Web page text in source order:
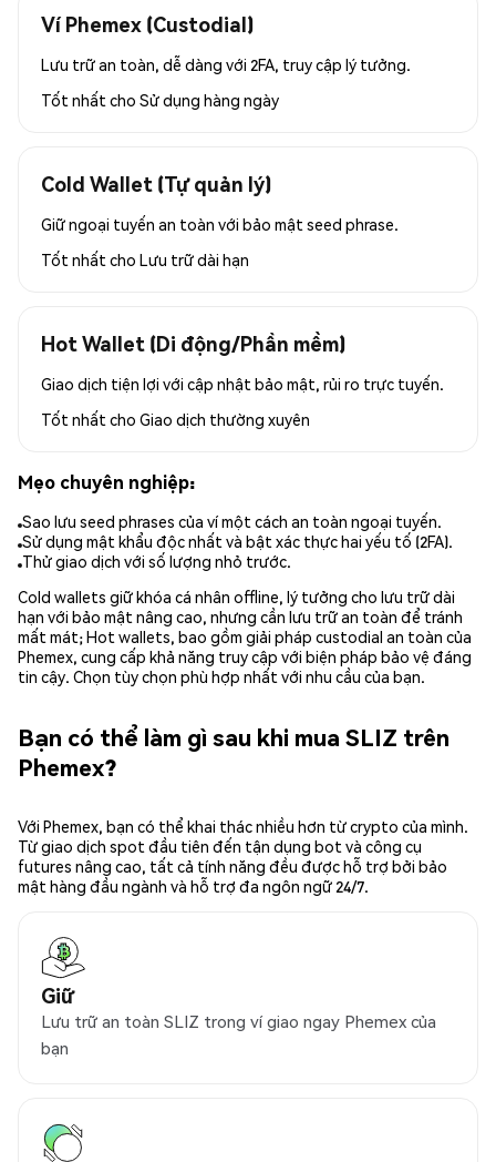
Ví Phemex (Custodial)
Lưu trữ an toàn, dễ dàng với 2FA, truy cập lý tưởng.
Tốt nhất cho Sử dụng hàng ngày
Cold Wallet (Tự quản lý)
Giữ ngoại tuyến an toàn với bảo mật seed phrase.
Tốt nhất cho Lưu trữ dài hạn
Hot Wallet (Di động/Phần mềm)
Giao dịch tiện lợi với cập nhật bảo mật, rủi ro trực tuyến.
Tốt nhất cho Giao dịch thường xuyên
Mẹo chuyên nghiệp:
Sao lưu seed phrases của ví một cách an toàn ngoại tuyến.
Sử dụng mật khẩu độc nhất và bật xác thực hai yếu tố (2FA).
Thử giao dịch với số lượng nhỏ trước.
Cold wallets giữ khóa cá nhân offline, lý tưởng cho lưu trữ dài
hạn với bảo mật nâng cao, nhưng cần lưu trữ an toàn để tránh
mất mát; Hot wallets, bao gồm giải pháp custodial an toàn của
Phemex, cung cấp khả năng truy cập với biện pháp bảo vệ đáng
tin cậy. Chọn tùy chọn phù hợp nhất với nhu cầu của bạn.
Bạn có thể làm gì sau khi mua SLIZ trên
Phemex?
Với Phemex, bạn có thể khai thác nhiều hơn từ crypto của mình.
Từ giao dịch spot đầu tiên đến tận dụng bot và công cụ
futures nâng cao, tất cả tính năng đều được hỗ trợ bởi bảo
mật hàng đầu ngành và hỗ trợ đa ngôn ngữ 24/7.
Giữ
Lưu trữ an toàn SLIZ trong ví giao ngay Phemex của
bạn